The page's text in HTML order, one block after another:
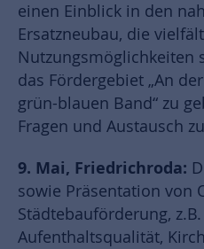
einen Einblick in den
Ersatzneubau, die
Nutzungsmöglichkeiten
das Fördergebiet „An
grün-blauen Band“ zu
Fragen und Austausch
9. Mai, Friedrichroda:
sowie Präsentation von
Städtebauförderung,
Aufenthaltsqualität,